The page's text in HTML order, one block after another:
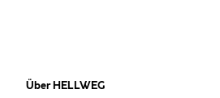
Über HELLWEG